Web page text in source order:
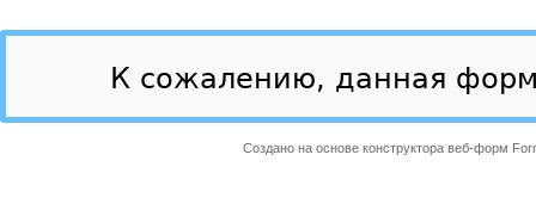
К сожалению, данная
Создано на основе конструктора веб-форм